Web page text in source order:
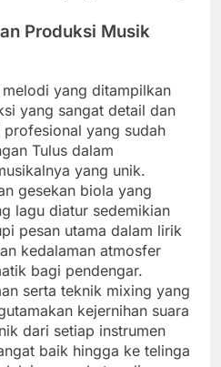
Produksi Musik
yang ditampilkan
yang sangat detail dan
yang sudah
Tulus dalam
yang unik.
gesekan biola yang
lagu diatur sedemikian
pesan utama dalam lirik
kedalaman atmosfer
bagi pendengar.
serta teknik mixing yang
kejernihan suara
dari setiap instrumen
baik hingga ke telinga